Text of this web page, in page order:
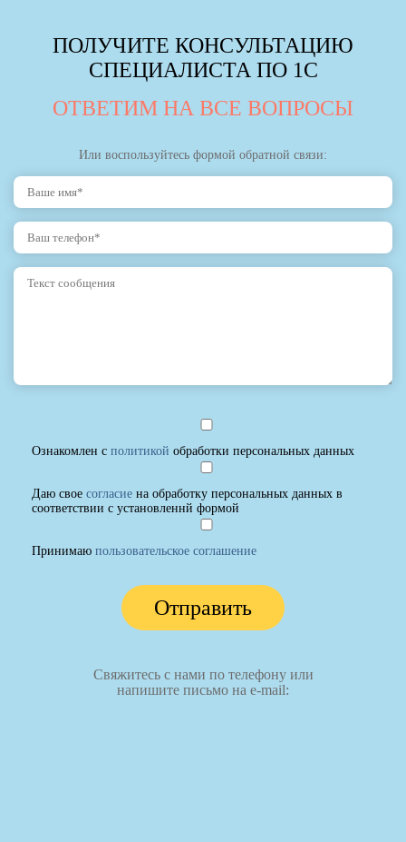
ПОЛУЧИТЕ КОНСУЛЬТАЦИЮ
СПЕЦИАЛИСТА ПО 1С
ОТВЕТИМ НА ВСЕ ВОПРОСЫ
Свяжитесь с нами по телефону или
напишите письмо на e-mail:
Или воспользуйтесь формой обратной связи:
Ознакомлен с политикой обработки персональных данных
Даю свое согласие на обработку персональных данных в
соответствии с установленнй формой
Принимаю пользовательское соглашение
Отправить